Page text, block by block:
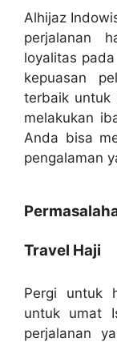
Alhijaz
perjalanan
loyalitas
kepuasan
terbaik untuk
melakukan
Anda bisa
pengalaman
Travel Haji
Pergi untuk
untuk umat
perjalanan